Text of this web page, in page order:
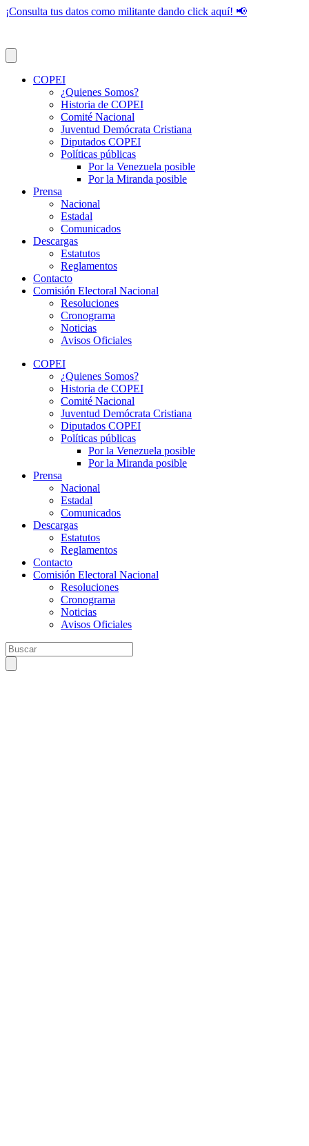
¡Consulta tus datos como militante dando click aquí! 📢
COPEI
¿Quienes Somos?
Historia de COPEI
Comité Nacional
Juventud Demócrata Cristiana
Diputados COPEI
Políticas públicas
Por la Venezuela posible
Por la Miranda posible
Prensa
Nacional
Estadal
Comunicados
Descargas
Estatutos
Reglamentos
Contacto
Comisión Electoral Nacional
Resoluciones
Cronograma
Noticias
Avisos Oficiales
COPEI
¿Quienes Somos?
Historia de COPEI
Comité Nacional
Juventud Demócrata Cristiana
Diputados COPEI
Políticas públicas
Por la Venezuela posible
Por la Miranda posible
Prensa
Nacional
Estadal
Comunicados
Descargas
Estatutos
Reglamentos
Contacto
Comisión Electoral Nacional
Resoluciones
Cronograma
Noticias
Avisos Oficiales